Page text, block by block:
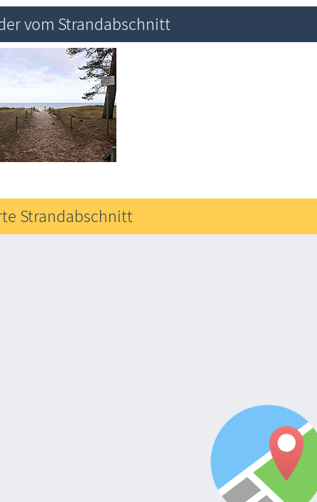
vom Strandabschnitt
Strandabschnitt